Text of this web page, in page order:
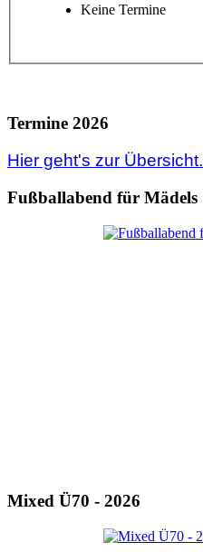
Keine Termine
Termine 2026
Hier geht's zur Übersicht.
Fußballabend für Mädels
Mixed Ü70 - 2026